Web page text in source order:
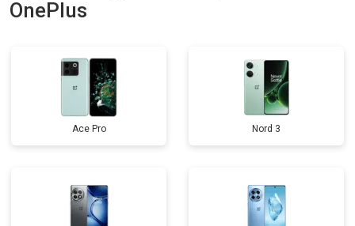
OnePlus
Ace Pro Nord 3